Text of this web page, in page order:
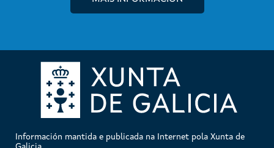
Información mantida e publicada na Internet pola Xunta de